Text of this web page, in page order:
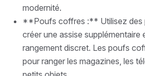
modernité.
**Poufs coffres :** Utilisez des
créer une assise supplémentaire
rangement discret. Les poufs
pour ranger les magazines, les